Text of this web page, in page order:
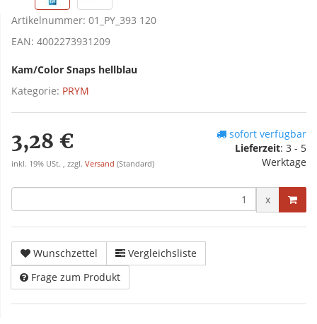
Artikelnummer: 01_PY_393 120
EAN: 4002273931209
Kam/Color Snaps hellblau
Kategorie: PRYM
3,28 €
inkl. 19% USt. , zzgl. Versand (Standard)
sofort verfügbar
Lieferzeit: 3 - 5
Werktage
x
Wunschzettel
Vergleichsliste
Frage zum Produkt